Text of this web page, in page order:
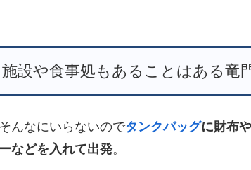
設や食事処もあることはある竜
んなにいらないのでタンクバッグに財布
などを入れて出発。